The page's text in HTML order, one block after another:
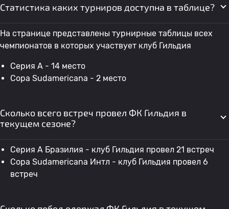
Статистика каких турниров доступна в таблице?
На странице представлены турнирные таблицы всех
чемпионатов в которых участвует клуб Гильдия
Серия А - 14 место
Copa Sudamericana - 2 место
Сколько всего встреч провел ФК Гильдия в
текущем сезоне?
Серия А Бразилия - клуб Гильдия провел 21 встреч
Copa Sudamericana Интл - клуб Гильдия провел 6
встреч